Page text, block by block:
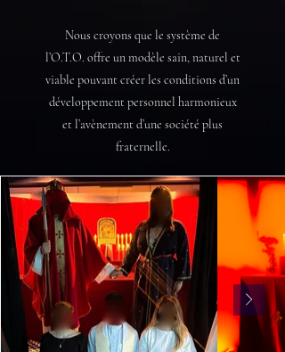
Nous croyons que le système de
l’O.T.O. offre un modèle sain, naturel et
viable pouvant créer les conditions d’un
développement personnel harmonieux
et l’avènement d’une société plus
fraternelle.